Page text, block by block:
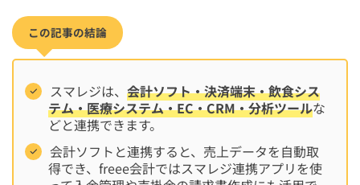
この記事の結論
スマレジは、会計ソフト・決済端末・飲食シス
テム・医療システム・EC・CRM・分析ツールな
どと連携できます。
会計ソフトと連携すると、売上データを自動取
得でき、freee会計ではスマレジ連携アプリを使